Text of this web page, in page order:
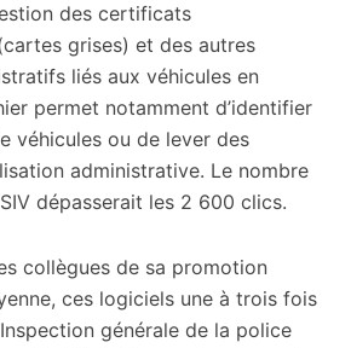
des certificats
grises) et des autres
liés aux véhicules en
permet notamment d’identifier
véhicules ou de lever des
administrative. Le nombre
dépasserait les 2 600 clics.
collègues de sa promotion
ces logiciels une à trois fois
générale de la police